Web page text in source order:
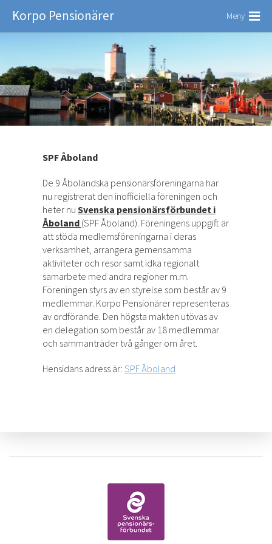
Korpo Pensionärer Meny
SPF Åboland
De 9 Åboländska pensionärsföreningarna har
nu registrerat den inofficiella föreningen och
heter nu Svenska pensionärsförbundet i
Åboland (SPF Åboland). Föreningens uppgift är
att stöda medlemsföreningarna i deras
verksamhet, arrangera gemensamma
aktiviteter och resor samt idka regionalt
samarbete med andra regioner m.m.
Föreningen styrs av en styrelse som består av 9
medlemmar. Korpo Pensionärer representeras
av ordförande. Den högsta makten utövas av
en delegation som består av 18 medlemmar
och sammanträder två gånger om året.
Hensidans adress är: SPF Åboland